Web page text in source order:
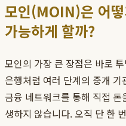
모인(MOIN)은 어
가능하게 할까?
모인의 가장 큰 장점은 바로
은행처럼 여러 단계의 중개
금융 네트워크를 통해 직접
생하지 않습니다. 오직 단 한